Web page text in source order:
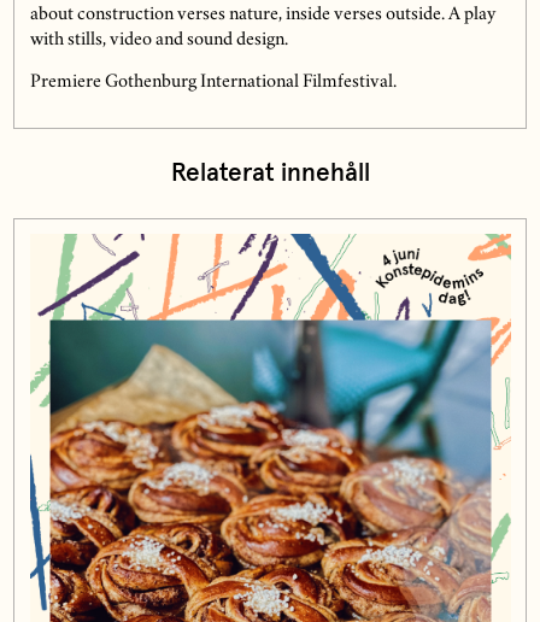
about construction verses nature, inside verses outside. A play
with stills, video and sound design.
Premiere Gothenburg International Filmfestival.
Relaterat innehåll